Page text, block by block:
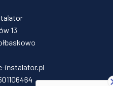
13
instalator.pl